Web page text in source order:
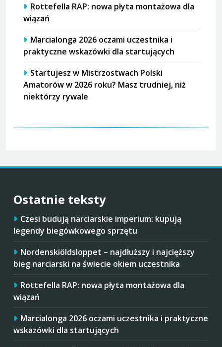
Rottefella RAP: nowa płyta montażowa dla
wiązań
Marcialonga 2026 oczami uczestnika i
praktyczne wskazówki dla startujących
Startujesz w Mistrzostwach Polski
Amatorów w 2026 roku? Masz trudniej, niż
niektórzy rywale
Ostatnie teksty
Czesi budują narciarskie imperium: kupują
legendy biegówkowego sprzętu
Nordenskiöldsloppet – najdłuższy i najcięższy
bieg narciarski na świecie okiem uczestnika
Rottefella RAP: nowa płyta montażowa dla
wiązań
Marcialonga 2026 oczami uczestnika i praktyczne
wskazówki dla startujących